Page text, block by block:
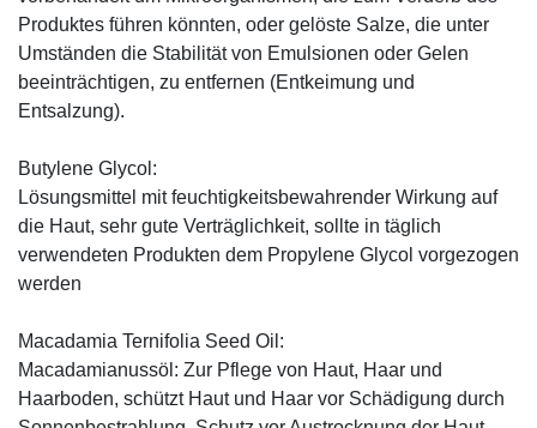
Produktes führen könnten, oder gelöste Salze, die unter
Umständen die Stabilität von Emulsionen oder Gelen
beeinträchtigen, zu entfernen (Entkeimung und
Entsalzung).
Butylene Glycol:
Lösungsmittel mit feuchtigkeitsbewahrender Wirkung auf
die Haut, sehr gute Verträglichkeit, sollte in täglich
verwendeten Produkten dem Propylene Glycol vorgezogen
werden
Macadamia Ternifolia Seed Oil:
Macadamianussöl: Zur Pflege von Haut, Haar und
Haarboden, schützt Haut und Haar vor Schädigung durch